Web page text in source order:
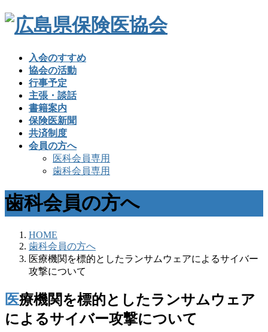
入会のすすめ
協会の活動
行事予定
主張・談話
書籍案内
保険医新聞
共済制度
会員の方へ
医科会員専用
歯科会員専用
歯科会員の方へ
HOME
歯科会員の方へ
医療機関を標的としたランサムウェアによるサイバー
攻撃について
医療機関を標的としたランサムウェア
によるサイバー攻撃について